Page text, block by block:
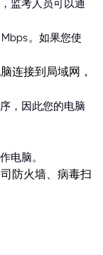
监考人员可以通
。如果您使
连接到局域网，
，因此您的电脑
电脑。
防火墙、病毒扫